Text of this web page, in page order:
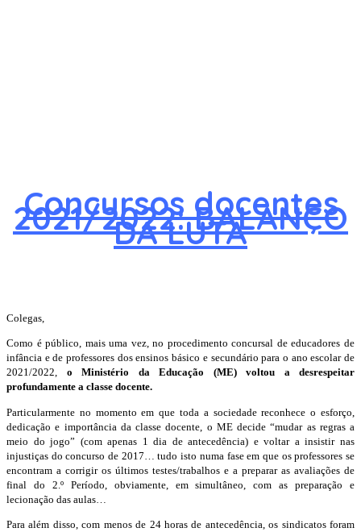
Concursos docentes
2021/2022: BALANÇO
DA LUTA
Colegas,
Como é público, mais uma vez, no procedimento concursal de educadores de
infância e de professores dos ensinos básico e secundário para o ano escolar de
2021/2022,
o Ministério da Educação (ME) voltou a desrespeitar
profundamente a classe docente.
Particularmente no momento em que toda a sociedade reconhece o esforço,
dedicação e importância da classe docente, o ME decide “mudar as regras a
meio do jogo” (com apenas 1 dia de antecedência) e voltar a insistir nas
injustiças do concurso de 2017 … tudo isto numa fase em que os professores se
encontram a corrigir os últimos testes/trabalhos e a preparar as avaliações de
final do 2.º Período, obviamente, em simultâneo, com as preparação e
lecionação das aulas…
Para além disso, com menos de 24 horas de antecedência, os sindicatos foram